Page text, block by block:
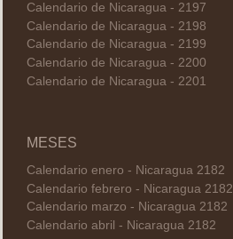
Calendario de Nicaragua - 2197
Calendario de Nicaragua - 2198
Calendario de Nicaragua - 2199
Calendario de Nicaragua - 2200
Calendario de Nicaragua - 2201
MESES
Calendario enero - Nicaragua 2182
Calendario febrero - Nicaragua 2182
Calendario marzo - Nicaragua 2182
Calendario abril - Nicaragua 2182